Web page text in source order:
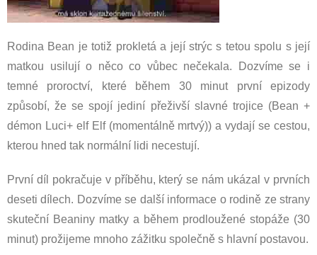
Rodina Bean je totiž prokletá a její strýc s tetou spolu s její
matkou usilují o něco co vůbec nečekala. Dozvíme se i
temné proroctví, které během 30 minut první epizody
způsobí, že se spojí jediní přeživší slavné trojice (Bean +
démon Luci+ elf Elf (momentálně mrtvý)) a vydají se cestou,
kterou hned tak normální lidi necestují.
První díl pokračuje v příběhu, který se nám ukázal v prvních
deseti dílech. Dozvíme se další informace o rodině ze strany
skuteční Beaniny matky a během prodloužené stopáže (30
minut) prožijeme mnoho zážitku společně s hlavní postavou.